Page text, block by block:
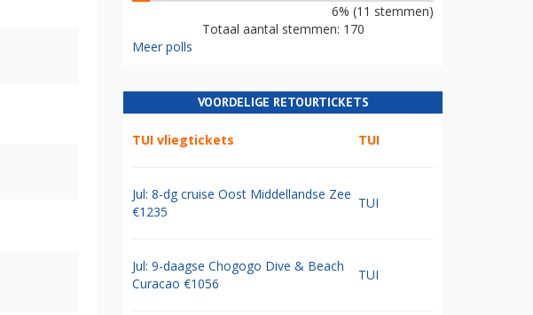
6% (11 stemmen)
Totaal aantal stemmen: 170
Meer polls
VOORDELIGE RETOURTICKETS
TUI vliegtickets TUI
Jul: 8-dg cruise Oost Middellandse Zee
€1235
TUI
Jul: 9-daagse Chogogo Dive & Beach
Curacao €1056
TUI